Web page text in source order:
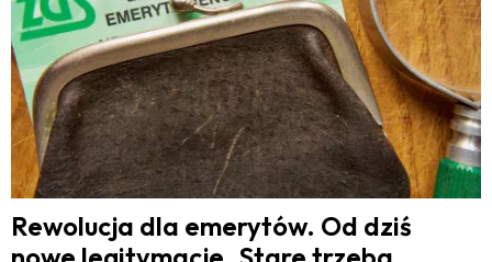
Rewolucja dla emerytów. Od dziś